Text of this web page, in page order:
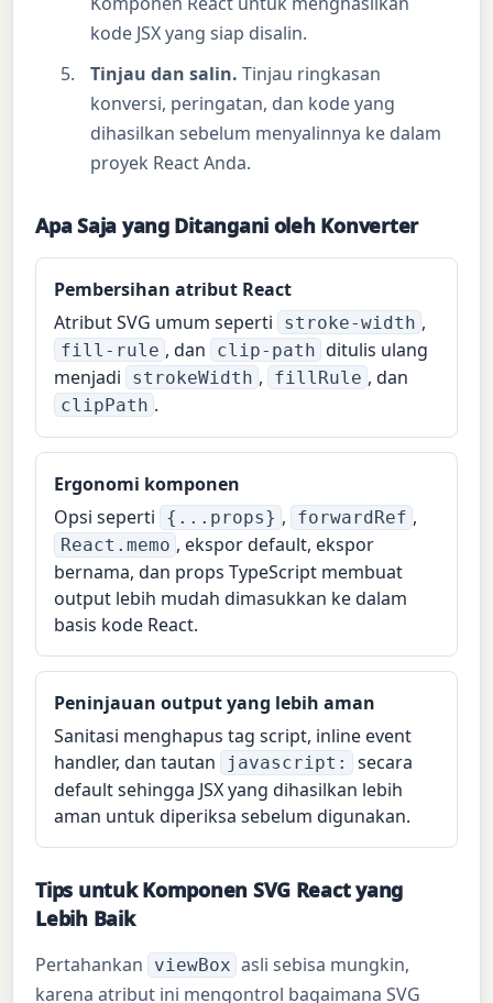
kode JSX yang siap disalin.
Tinjau dan salin. Tinjau ringkasan
konversi, peringatan, dan kode yang
dihasilkan sebelum menyalinnya ke dalam
proyek React Anda.
Apa Saja yang Ditangani oleh Konverter
Pembersihan atribut React
Atribut SVG umum seperti
stroke-width ,
fill-rule , dan clip-path ditulis ulang
menjadi
strokeWidth , fillRule , dan
clipPath .
Ergonomi komponen
Opsi seperti
{...props} , forwardRef ,
React.memo , ekspor default, ekspor
bernama, dan props TypeScript membuat
output lebih mudah dimasukkan ke dalam
basis kode React.
Peninjauan output yang lebih aman
Sanitasi menghapus tag script, inline event
handler, dan tautan
javascript:
secara
default sehingga JSX yang dihasilkan lebih
aman untuk diperiksa sebelum digunakan.
Tips untuk Komponen SVG React yang
Lebih Baik
Pertahankan viewBox asli sebisa mungkin,
karena atribut ini mengontrol bagaimana SVG